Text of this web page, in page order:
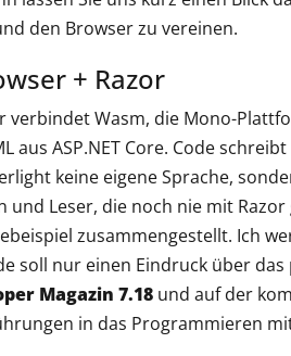
den Browser zu vereinen.
+ Razor
verbindet Wasm, die Mono-
aus ASP.NET Core. Code
keine eigene Sprache,
und Leser, die noch nie mit
zusammengestellt. Ich
soll nur einen Eindruck über
Magazin 7.18 und auf der
in das Programmieren